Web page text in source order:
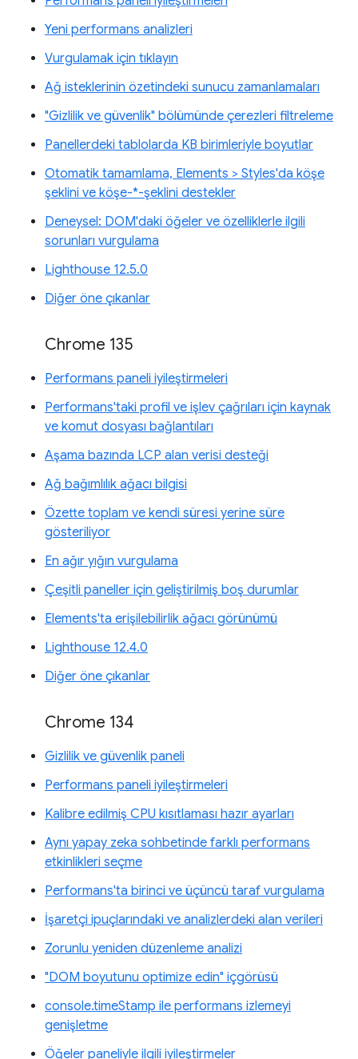
Yeni performans analizleri
Vurgulamak için tıklayın
Ağ isteklerinin özetindeki sunucu zamanlamaları
"Gizlilik ve güvenlik" bölümünde çerezleri filtreleme
Panellerdeki tablolarda KB birimleriyle boyutlar
Otomatik tamamlama, Elements > Styles'da köşe
şeklini ve köşe-*-şeklini destekler
Deneysel: DOM'daki öğeler ve özelliklerle ilgili
sorunları vurgulama
Lighthouse 12.5.0
Diğer öne çıkanlar
Chrome 135
Performans paneli iyileştirmeleri
Performans'taki profil ve işlev çağrıları için kaynak
ve komut dosyası bağlantıları
Aşama bazında LCP alan verisi desteği
Ağ bağımlılık ağacı bilgisi
Özette toplam ve kendi süresi yerine süre
gösteriliyor
En ağır yığın vurgulama
Çeşitli paneller için geliştirilmiş boş durumlar
Elements'ta erişilebilirlik ağacı görünümü
Lighthouse 12.4.0
Diğer öne çıkanlar
Chrome 134
Gizlilik ve güvenlik paneli
Performans paneli iyileştirmeleri
Kalibre edilmiş CPU kısıtlaması hazır ayarları
Aynı yapay zeka sohbetinde farklı performans
etkinlikleri seçme
Performans'ta birinci ve üçüncü taraf vurgulama
İşaretçi ipuçlarındaki ve analizlerdeki alan verileri
Zorunlu yeniden düzenleme analizi
"DOM boyutunu optimize edin" içgörüsü
console.timeStamp ile performans izlemeyi
genişletme
Öğeler paneliyle ilgili iyileştirmeler